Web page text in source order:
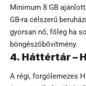
Minimum 8 GB
GB-ra célszerű
gyorsan nő, főleg ha
böngészőbővítmény.
4. Háttértár –
A régi, forgólemezes